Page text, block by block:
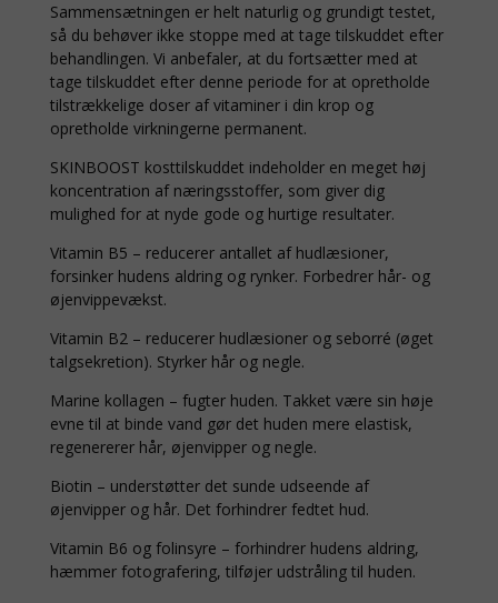
Sammensætningen er helt naturlig og grundigt testet,
så du behøver ikke stoppe med at tage tilskuddet efter
behandlingen. Vi anbefaler, at du fortsætter med at
tage tilskuddet efter denne periode for at opretholde
tilstrækkelige doser af vitaminer i din krop og
opretholde virkningerne permanent.
SKINBOOST kosttilskuddet indeholder en meget høj
koncentration af næringsstoffer, som giver dig
mulighed for at nyde gode og hurtige resultater.
Vitamin B5 – reducerer antallet af hudlæsioner,
forsinker hudens aldring og rynker. Forbedrer hår- og
øjenvippevækst.
Vitamin B2 – reducerer hudlæsioner og seborré (øget
talgsekretion). Styrker hår og negle.
Marine kollagen – fugter huden. Takket være sin høje
evne til at binde vand gør det huden mere elastisk,
regenererer hår, øjenvipper og negle.
Biotin – understøtter det sunde udseende af
øjenvipper og hår. Det forhindrer fedtet hud.
Vitamin B6 og folinsyre – forhindrer hudens aldring,
hæmmer fotografering, tilføjer udstråling til huden.